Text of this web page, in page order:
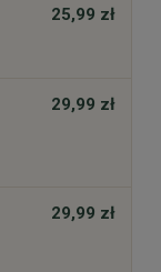
25,99 zł
29,99 zł
29,99 zł